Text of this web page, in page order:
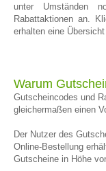
unter Umständen
Rabattaktionen an.
erhalten eine
Warum
Gutscheincodes und
gleichermaßen einen
Der Nutzer des
Online-Bestellung
Gutscheine in Höhe